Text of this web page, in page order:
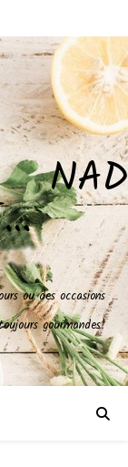
NAD
ou des occasions
gourmandes!